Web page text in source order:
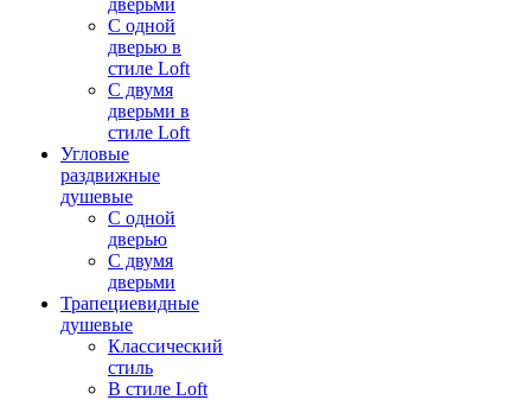
дверьми
С одной
дверью в
стиле Loft
С двумя
дверьми в
стиле Loft
Угловые
раздвижные
душевые
С одной
дверью
С двумя
дверьми
Трапециевидные
душевые
Классический
стиль
В стиле Loft